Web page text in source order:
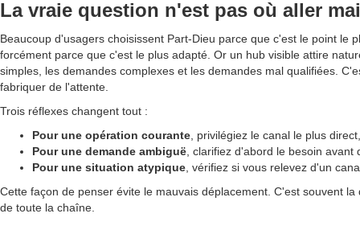
La vraie question n'est pas où aller
Beaucoup d'usagers choisissent Part-Dieu parce que c'est le point le
forcément parce que c'est le plus adapté. Or un hub visible attire
simples, les demandes complexes et les demandes mal qualifiées.
fabriquer de l'attente.
Trois réflexes changent tout :
Pour une opération courante , privilégiez le canal le plus
Pour une demande ambiguë , clarifiez d'abord le besoin avant
Pour une situation atypique , vérifiez si vous relevez d'un
Cette façon de penser évite le mauvais déplacement. C'est souvent la
de toute la chaîne.